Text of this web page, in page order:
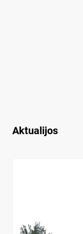
Aktualijos